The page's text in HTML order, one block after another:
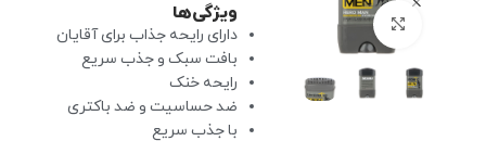
برای بزرگنمایی کلیک کنیدویژگی‌ها
دارای رایحه جذاب برای آقایان
بافت سبک و جذب سریع
رایحه خنک
ضد حساسیت و ضد باکتری
با جذب سریع